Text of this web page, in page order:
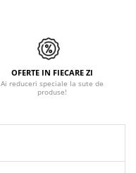
OFERTE IN FIECARE ZI
Ai reduceri speciale la sute de
produse!